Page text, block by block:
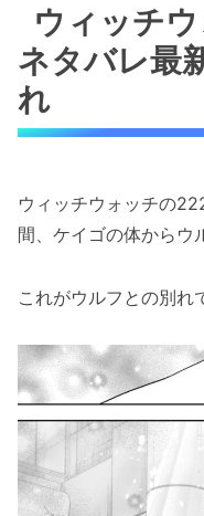
ウィッチ
ネタバレ最
れ
ウィッチウォッチの
間、ケイゴの体からウ
これがウルフとの別れ